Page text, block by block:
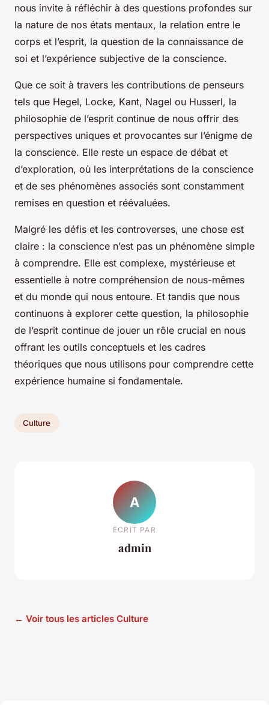
nous invite à réfléchir à des questions profondes sur
la nature de nos états mentaux, la relation entre le
corps et l’esprit, la question de la connaissance de
soi et l’expérience subjective de la conscience.
Que ce soit à travers les contributions de penseurs
tels que Hegel, Locke, Kant, Nagel ou Husserl, la
philosophie de l’esprit continue de nous offrir des
perspectives uniques et provocantes sur l’énigme de
la conscience. Elle reste un espace de débat et
d’exploration, où les interprétations de la conscience
et de ses phénomènes associés sont constamment
remises en question et réévaluées.
Malgré les défis et les controverses, une chose est
claire : la conscience n’est pas un phénomène simple
à comprendre. Elle est complexe, mystérieuse et
essentielle à notre compréhension de nous-mêmes
et du monde qui nous entoure. Et tandis que nous
continuons à explorer cette question, la philosophie
de l’esprit continue de jouer un rôle crucial en nous
offrant les outils conceptuels et les cadres
théoriques que nous utilisons pour comprendre cette
expérience humaine si fondamentale.
Culture
A
ECRIT PAR
admin
← Voir tous les articles Culture